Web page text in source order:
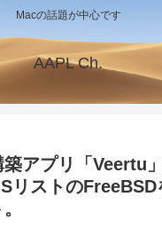
Macの話題が中心です
AAPL Ch.
アプリ「Veertu
リストの